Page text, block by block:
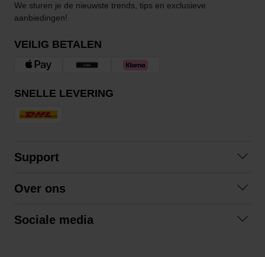
We sturen je de nieuwste trends, tips en exclusieve
aanbiedingen!
VEILIG BETALEN
SNELLE LEVERING
Support
Algemene voorwaarden
Over ons
Sociale media